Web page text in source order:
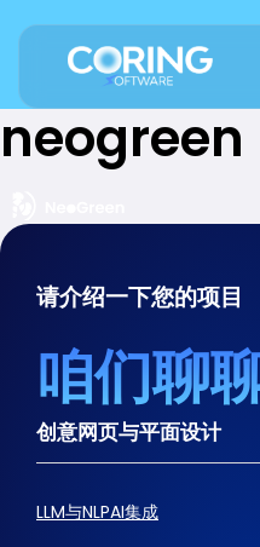
neogreen
请介绍一下您的项目
咱们聊
创意网页与平面设计
LLM与NLPAI集成